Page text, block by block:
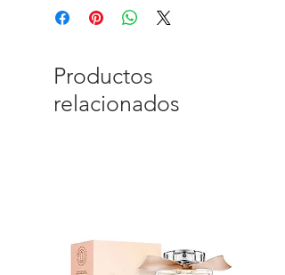
Productos
relacionados